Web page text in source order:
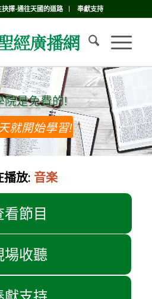
抉擇-通往天國的道路 奉獻支持
院是免費的!
院是免費的!
就開始學習!
播放: 音楽
看節目
場收聽